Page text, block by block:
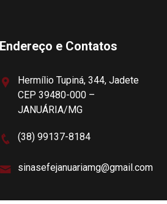
Endereço e Contatos
Hermílio Tupiná, 344, Jadete
CEP 39480-000 –
JANUÁRIA/MG
(38) 99137-8184
sinasefejanuariamg@gmail.com